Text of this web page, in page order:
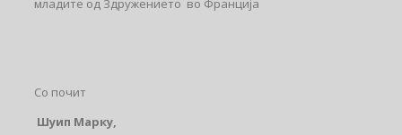
младите од Здружението во Франција
Со почит
Шуип Марку,